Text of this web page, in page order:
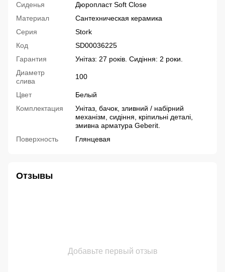
Сиденья
Дюропласт Soft Close
Материал
Сантехническая керамика
Серия
Stork
Код
SD00036225
Гарантия
Унітаз: 27 років. Сидіння: 2 роки.
Диаметр
слива
100
Цвет
Белый
Комплектация
Унітаз, бачок, зливний / набірний
механізм, сидіння, кріпильні деталі,
змивна арматура Geberit.
Поверхность
Глянцевая
Отзывы
Добавьте первый отзыв